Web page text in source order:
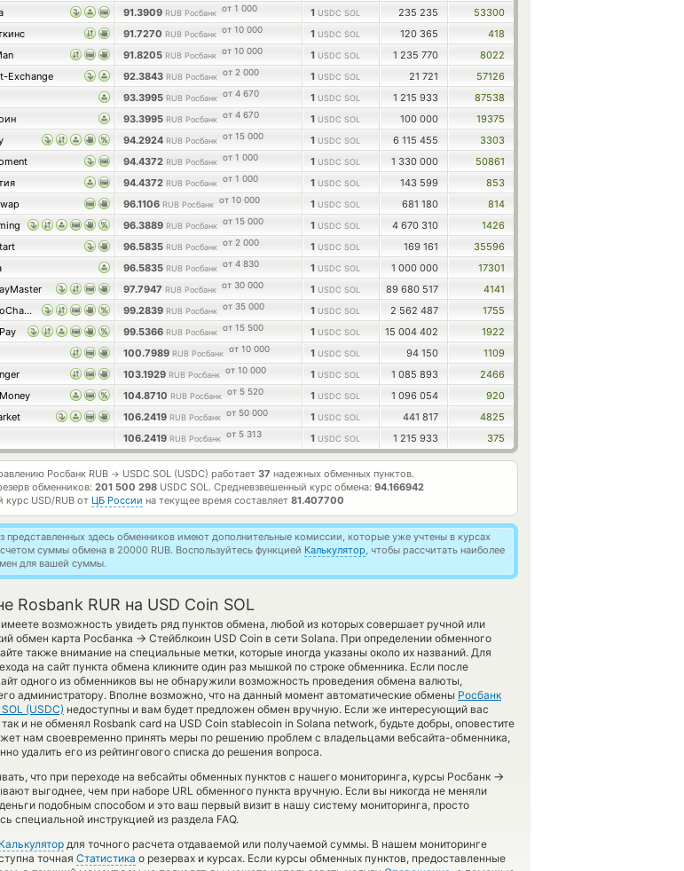
91.3909 RUB Росбанк от 1 000 1 USDC SOL 235 235
53300
91.7270 RUB Росбанк от 10 000 1 USDC SOL 120 365
418
91.8205 RUB Росбанк от 10 000 1 USDC SOL 1 235 770
8022
Exchange
92.3843 RUB Росбанк от 2 000 1 USDC SOL 21 721
57126
93.3995 RUB Росбанк от 4 670 1 USDC SOL 1 215 933
87538
93.3995 RUB Росбанк от 4 670 1 USDC SOL 100 000
19375
94.2924 RUB Росбанк от 15 000 1 USDC SOL 6 115 455
3303
94.4372 RUB Росбанк от 1 000 1 USDC SOL 1 330 000
50861
94.4372 RUB Росбанк от 1 000 1 USDC SOL 143 599
853
96.1106 RUB Росбанк от 10 000 1 USDC SOL 681 180
814
96.3889 RUB Росбанк от 15 000 1 USDC SOL 4 670 310
1426
96.5835 RUB Росбанк от 2 000 1 USDC SOL 169 161
35596
96.5835 RUB Росбанк от 4 830 1 USDC SOL 1 000 000
17301
97.7947 RUB Росбанк от 30 000 1 USDC SOL 89 680 517
4141
CosmoChanger
99.2839 RUB Росбанк от 35 000 1 USDC SOL 2 562 487
1755
99.5366 RUB Росбанк от 15 500 1 USDC SOL 15 004 402
1922
100.7989 RUB Росбанк от 10 000 1 USDC SOL 94 150
1109
103.1929 RUB Росбанк от 10 000 1 USDC SOL 1 085 893
2466
104.8710 RUB Росбанк от 5 520 1 USDC SOL 1 096 054
920
106.2419 RUB Росбанк от 50 000 1 USDC SOL 441 817
4825
106.2419 RUB Росбанк от 5 313 1 USDC SOL 1 215 933 375
Росбанк RUB → USDC SOL (USDC) работает 37 надежных обменных пунктов.
обменников: 201 500 298 USDC SOL. Средневзвешенный курс обмена: 94.166942
курс USD/RUB от ЦБ России на текущее время составляет 81.407700
представленных здесь обменников имеют дополнительные комиссии, которые уже учтены в курсах
суммы обмена в 20000 RUB. Воспользуйтесь функцией Калькулятор, чтобы рассчитать наиболее
для вашей суммы.
Rosbank RUR на USD Coin SOL
возможность увидеть ряд пунктов обмена, любой из которых совершает ручной или
обмен карта Росбанка → Стейблкоин USD Coin в сети Solana. При определении обменного
также внимание на специальные метки, которые иногда указаны около их названий. Для
на сайт пункта обмена кликните один раз мышкой по строке обменника. Если после
одного из обменников вы не обнаружили возможность проведения обмена валюты,
администратору. Вполне возможно, что на данный момент автоматические обмены Росбанк
(USDC) недоступны и вам будет предложен обмен вручную. Если же интересующий вас
и не обменял Rosbank card на USD Coin stablecoin in Solana network, будьте добры, оповестите
нам своевременно принять меры по решению проблем с владельцами вебсайта-обменника,
удалить его из рейтингового списка до решения вопроса.
что при переходе на вебсайты обменных пунктов с нашего мониторинга, курсы Росбанк →
выгоднее, чем при наборе URL обменного пункта вручную. Если вы никогда не меняли
подобным способом и это ваш первый визит в нашу систему мониторинга, просто
специальной инструкцией из раздела FAQ.
Калькулятор для точного расчета отдаваемой или получаемой суммы. В нашем мониторинге
точная Статистика о резервах и курсах. Если курсы обменных пунктов, предоставленные